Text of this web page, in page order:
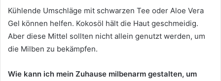
Kühlende Umschläge mit schwarzen Tee oder Aloe Vera
Gel können helfen. Kokosöl hält die Haut geschmeidig.
Aber diese Mittel sollten nicht allein genutzt werden, um
die Milben zu bekämpfen.
Wie kann ich mein Zuhause milbenarm gestalten, um